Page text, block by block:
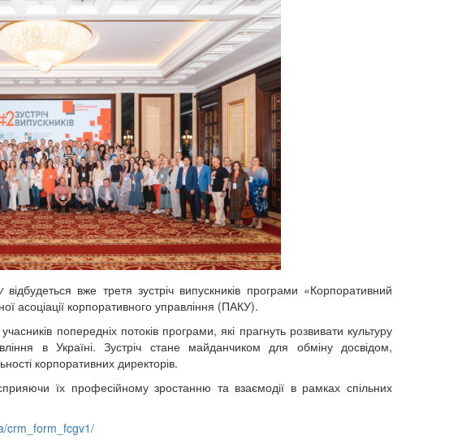
відбудеться вже третя зустріч випускників програми «Корпоративний
асоціації корпоративного управління (ПАКУ).
попередніх потоків програми, які прагнуть розвивати культуру
в Україні. Зустріч стане майданчиком для обміну досвідом,
корпоративних директорів.
їх професійному зростанню та взаємодії в рамках спільних
crm_form_fcgv1/